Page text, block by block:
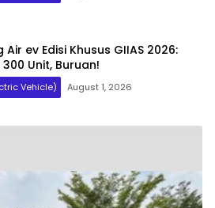
Air ev Edisi Khusus GIIAS 2026:
Unit, Buruan!
Vehicle) August 1, 2026